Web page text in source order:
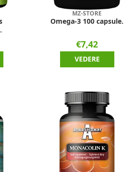
MZ-STORE
Omega-3 100 capsule.
€7,42
VEDERE